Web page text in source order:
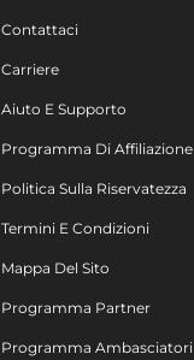
Contattaci
Carriere
Aiuto E Supporto
Programma Di Affiliazione
Politica Sulla Riservatezza
Termini E Condizioni
Mappa Del Sito
Programma Partner
Programma Ambasciatori